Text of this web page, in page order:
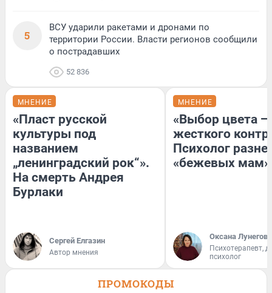
5
ВСУ ударили ракетами и дронами по
территории России. Власти регионов сообщили
о пострадавших
52 836
МНЕНИЕ
«Пласт русской
культуры под
названием
„ленинградский рок“».
На смерть Андрея
Бурлаки
Сергей Елгазин
Автор мнения
МНЕНИЕ
«Выбор цвета —
жесткого
Психолог
«бежевых мам»
Оксана Лунегова
Психотерапевт,
психолог
ПРОМОКОДЫ